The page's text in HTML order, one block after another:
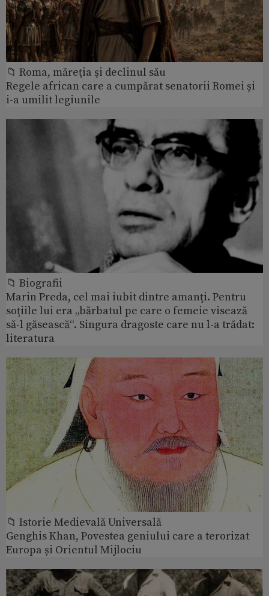
📁 Roma, măreţia şi declinul său
Regele african care a cumpărat senatorii Romei și
i-a umilit legiunile
📁 Biografii
Marin Preda, cel mai iubit dintre amanţi. Pentru
soţiile lui era „bărbatul pe care o femeie visează
să-l găsească“. Singura dragoste care nu l-a trădat:
literatura
📁 Istorie Medievală Universală
Genghis Khan, Povestea geniului care a terorizat
Europa și Orientul Mijlociu